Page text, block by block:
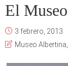
El
3 febrero, 2013
Museo Albertina